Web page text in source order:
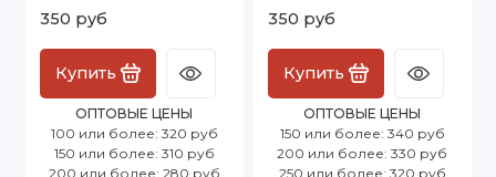
350 руб
Купить
ОПТОВЫЕ ЦЕНЫ
100 или более: 320 руб
150 или более: 310 руб
200 или более: 280 руб
350 руб
Купить
ОПТОВЫЕ ЦЕНЫ
150 или более: 340 руб
200 или более: 330 руб
250 или более: 320 руб